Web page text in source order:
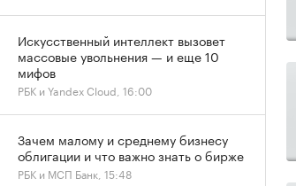
Искусственный интеллект вызовет
массовые увольнения — и еще 10
мифов
РБК и Yandex Cloud, 16:00
Зачем малому и среднему бизнесу
облигации и что важно знать о бирже
РБК и МСП Банк, 15:48